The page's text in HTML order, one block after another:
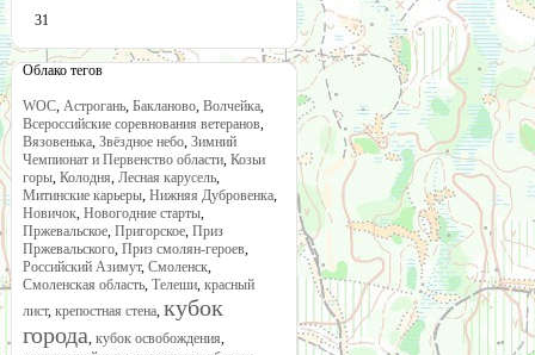
31
Облако тегов
WOC, Астрогань, Бакланово, Волчейка,
Всероссийские соревнования ветеранов,
Вязовенька, Звёздное небо, Зимний
Чемпионат и Первенство области, Козьи
горы, Колодня, Лесная карусель,
Митинские карьеры, Нижняя Дубровенка,
Новичок, Новогодние старты,
Пржевальское, Пригорское, Приз
Пржевальского, Приз смолян-героев,
Российский Азимут, Смоленск,
Смоленская область, Телеши, красный
лист, крепостная стена, кубок
города, кубок освобождения,